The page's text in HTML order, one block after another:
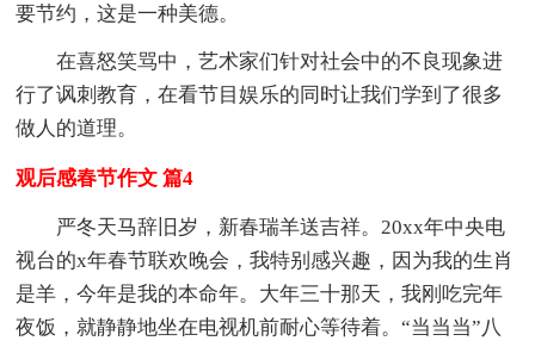
要节约，这是一种美德。
在喜怒笑骂中，艺术家们针对社会中的不良现象进
行了讽刺教育，在看节目娱乐的同时让我们学到了很多
做人的道理。
观后感春节作文 篇4
严冬天马辞旧岁，新春瑞羊送吉祥。20xx年中央电
视台的x年春节联欢晚会，我特别感兴趣，因为我的生肖
是羊，今年是我的本命年。大年三十那天，我刚吃完年
夜饭，就静静地坐在电视机前耐心等待着。“当当当”八